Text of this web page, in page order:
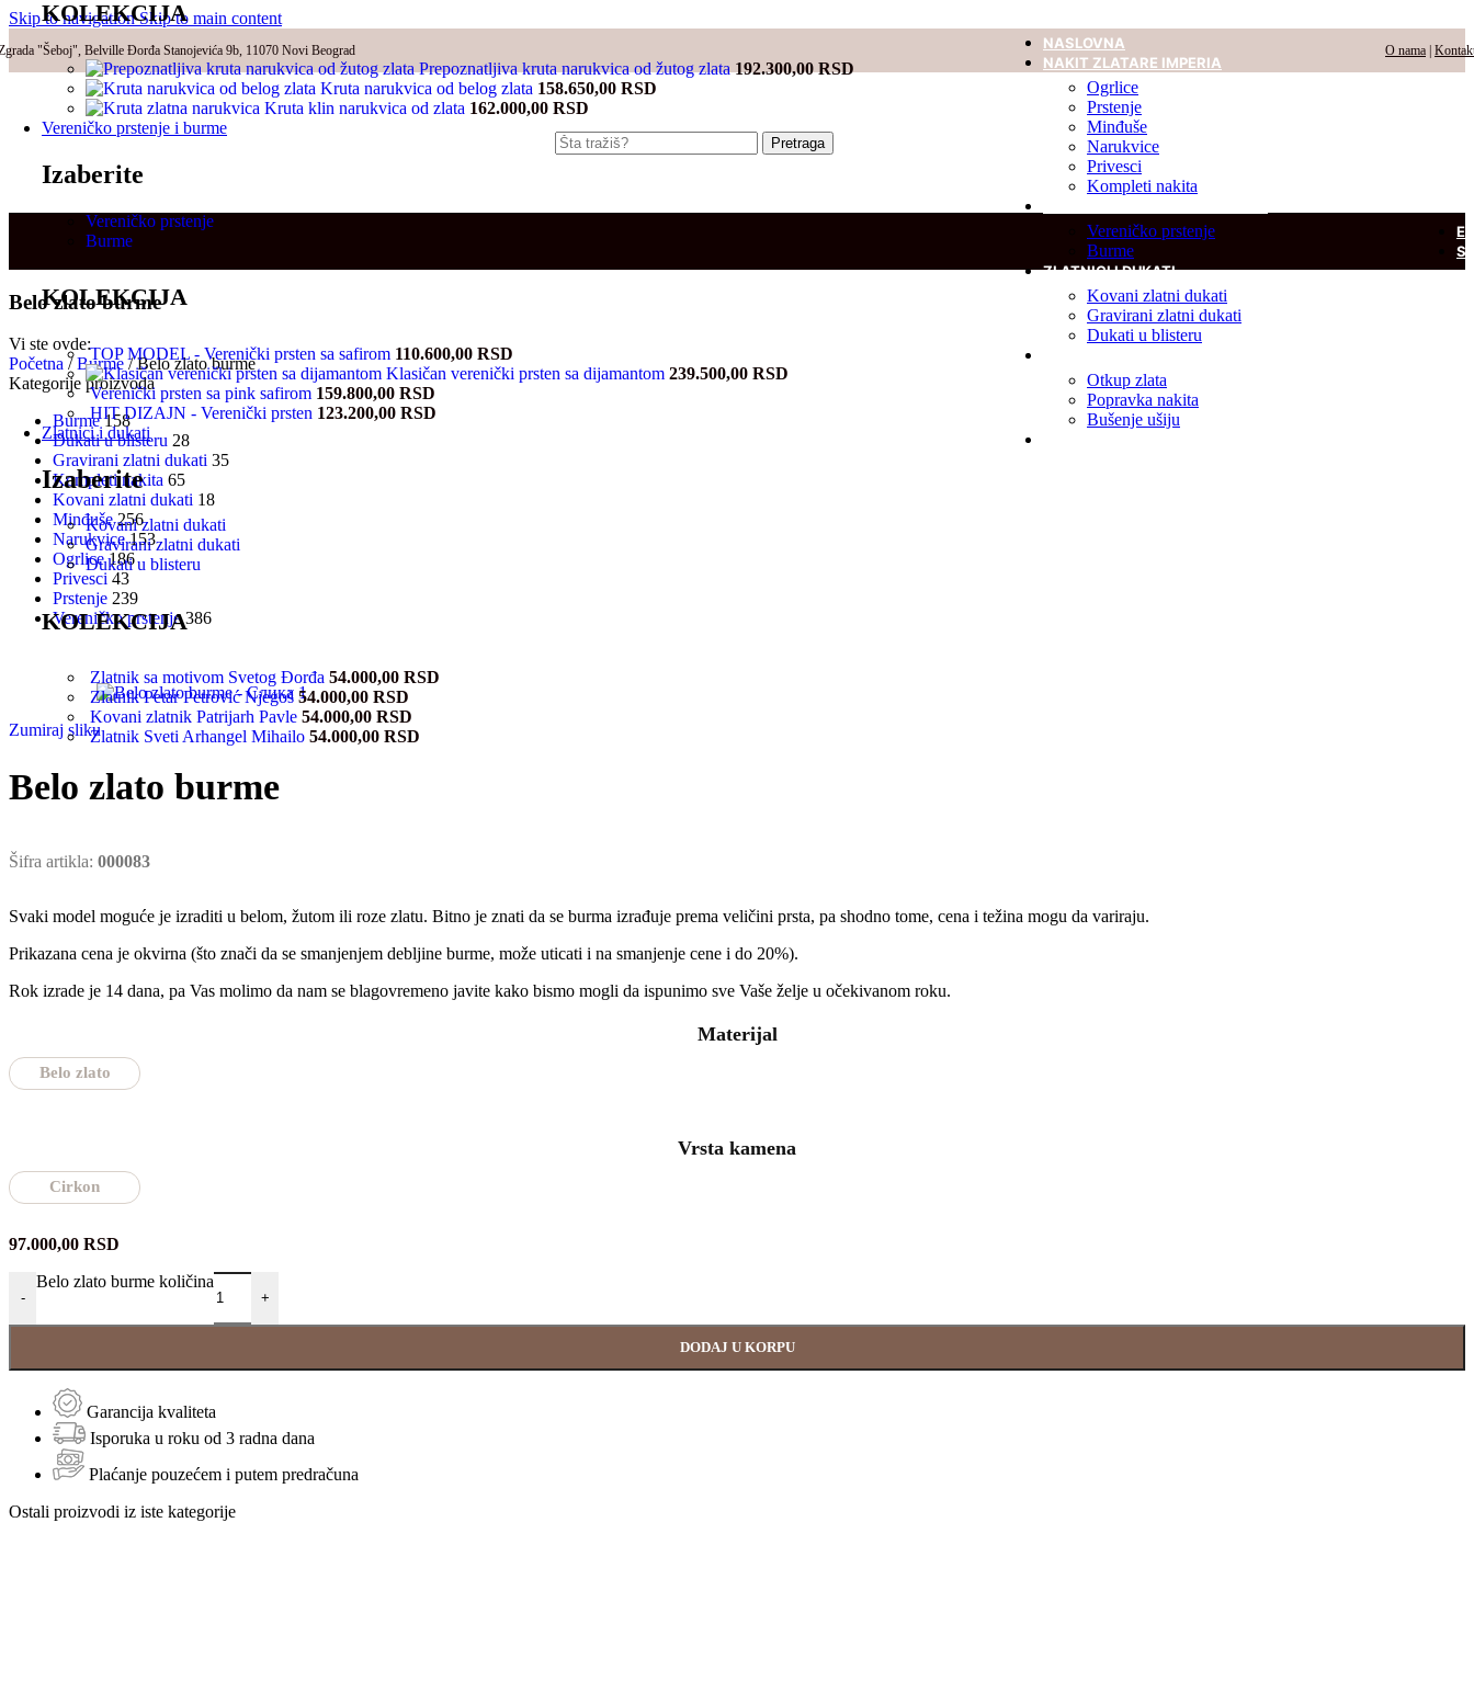
Skip to navigationSkip to main content
"Šeboj", Belville Đorđa Stanojevića 9b, 11070 Novi Beograd O nama
Pretraga
KOLEKCIJA
Prepoznatljiva kruta narukvica od žutog zlata192.300,00RSD
Kruta narukvica od belog zlata 158.650,00 RSD
Kruta klin narukvica od zlata 162.000,00 RSD
Vereničko prstenje i burme
Izaberite
Vereničko prstenje
Burme
KOLEKCIJA
TOP MODEL - Verenički prsten sa safirom 110.600,00 RSD
Klasičan verenički prsten sa dijamantom 239.500,00 RSD
Verenički prsten sa pink safirom 159.800,00 RSD
HIT DIZAJN - Verenički prsten 123.200,00 RSD
Zlatnici i dukati
Izaberite
Kovani zlatni dukati
Gravirani zlatni dukati
Dukati u blisteru
KOLEKCIJA
Zlatnik sa motivom Svetog Đorđa 54.000,00 RSD
Zlatnik Petar Petrović Njegoš 54.000,00 RSD
Kovani zlatnik Patrijarh Pavle 54.000,00 RSD
Zlatnik Sveti Arhangel Mihailo 54.000,00 RSD
NASLOVNA
NAKIT ZLATARE IMPERIA
Ogrlice
Prstenje
Minđuše
Narukvice
Privesci
Kompleti nakita
Vereničko prstenje
Burme
ZLATNICI I DUKATI
Kovani zlatni dukati
Gravirani zlatni dukati
Dukati u blisteru
Otkup zlata
Popravka nakita
Bušenje ušiju
Belo zlato burme
Vi ste ovde:
Početna / Burme/ Belo zlato burme
Kategorije proizvoda
Burme 158
Dukati u blisteru 28
Gravirani zlatni dukati 35
Kompleti nakita 65
Kovani zlatni dukati 18
Minđuše 256
Narukvice 153
Ogrlice 186
Privesci 43
Prstenje 239
Vereničko prstenje 386
Zumiraj sliku
Belo zlato burme
Šifra artikla: 000083
Svaki model moguće je izraditi u belom, žutom ili roze zlatu. Bitno je znati da se burma izrađuje prema veličini prsta, pa shodno tome, cena i težina mogu da variraju.
Prikazana cena je okvirna (što znači da se smanjenjem debljine burme, može uticati i na smanjenje cene i do 20%).
Rok izrade je 14 dana, pa Vas molimo da nam se blagovremeno javite kako bismo mogli da ispunimo sve Vaše želje u očekivanom roku.
Materijal
Belo zlato
Vrsta kamena
Cirkon
97.000,00 RSD
-
Belo zlato burme količina
+
DODAJ U KORPU
Garancija kvaliteta
Isporuka u roku od 3 radna dana
Plaćanje pouzećem i putem predračuna
Ostali proizvodi iz iste kategorije